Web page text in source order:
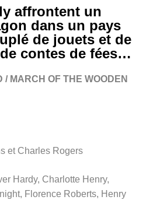
affrontent un
dans un pays
de jouets et de
contes de fées…
MARCH OF THE WOODEN
et Charles Rogers
Hardy, Charlotte Henry,
Florence Roberts, Henry